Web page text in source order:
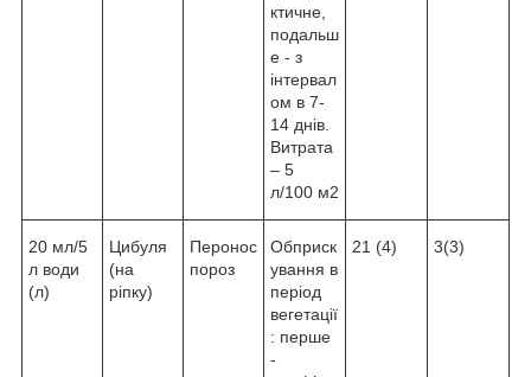
ктичне,
подальш
е - з
інтервал
ом в 7-
14 днів.
Витрата
– 5
л/100 м2
20 мл/5
л води
(л)
Цибуля
(на
ріпку)
Перонос
пороз
Обприск
ування в
період
вегетації
: перше
-
21 (4) 3(3)